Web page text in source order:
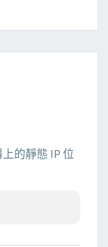
的靜態 IP 位